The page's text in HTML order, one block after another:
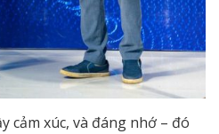
cảm xúc, và đáng nhớ – đó